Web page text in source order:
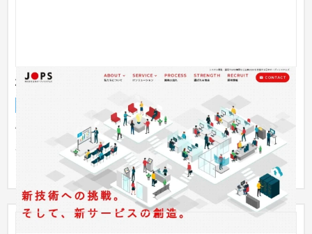
株式会社日本オープンシステムズ
IT・Webサービス
富山県富山市に本社を構え、北陸や関東、中部地方を中心に幅
広いITソリューションを提供している株式会社日本オープンシ